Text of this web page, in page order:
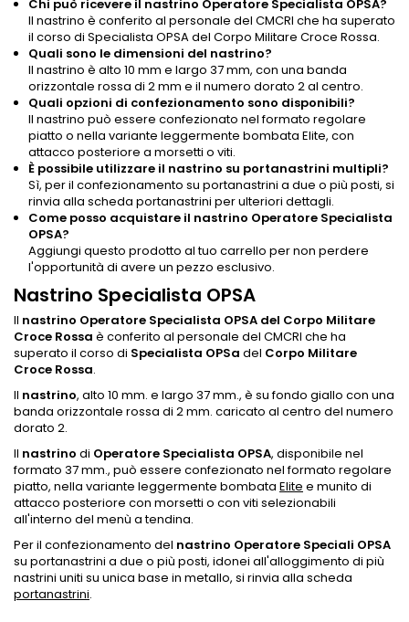
Chi può ricevere il nastrino Operatore Specialista OPSA?
Il nastrino è conferito al personale del CMCRI che ha superato
il corso di Specialista OPSA del Corpo Militare Croce Rossa.
Quali sono le dimensioni del nastrino?
Il nastrino è alto 10 mm e largo 37 mm, con una banda
orizzontale rossa di 2 mm e il numero dorato 2 al centro.
Quali opzioni di confezionamento sono disponibili?
Il nastrino può essere confezionato nel formato regolare
piatto o nella variante leggermente bombata Elite, con
attacco posteriore a morsetti o viti.
È possibile utilizzare il nastrino su portanastrini multipli?
Sì, per il confezionamento su portanastrini a due o più posti, si
rinvia alla scheda portanastrini per ulteriori dettagli.
Come posso acquistare il nastrino Operatore Specialista
OPSA?
Aggiungi questo prodotto al tuo carrello per non perdere
l'opportunità di avere un pezzo esclusivo.
Nastrino Specialista OPSA
Il nastrino Operatore Specialista OPSA del Corpo Militare
Croce Rossa è conferito al personale del CMCRI che ha
superato il corso di Specialista OPSa del Corpo Militare
Croce Rossa.
Il nastrino, alto 10 mm. e largo 37 mm., è su fondo giallo con una
banda orizzontale rossa di 2 mm. caricato al centro del numero
dorato 2.
Il nastrino di Operatore Specialista OPSA, disponibile nel
formato 37 mm., può essere confezionato nel formato regolare
piatto, nella variante leggermente bombata Elite e munito di
attacco posteriore con morsetti o con viti selezionabili
all'interno del menù a tendina.
Per il confezionamento del nastrino Operatore Speciali OPSA
su portanastrini a due o più posti, idonei all'alloggimento di più
nastrini uniti su unica base in metallo, si rinvia alla scheda
portanastrini.